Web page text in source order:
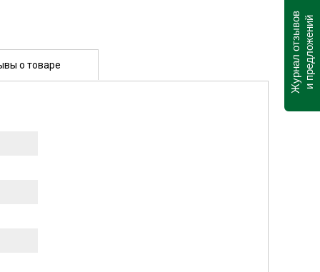
о товаре Журнал отзывови предложений